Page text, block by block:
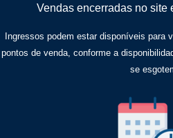
Vendas encerradas no site
Ingressos podem estar disponíveis para
pontos de venda, conforme a
se